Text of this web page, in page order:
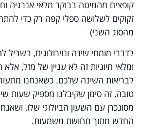
קופצים מהמיטה בבוקר מלאי אנרגיה
זקוקים לשלושה ספלי קפה רק כדי
מהסוג השני)
לדברי מומחי שינה ונוירולוגים,
ומלאי חיוניות זה לא עניין של מזל,
לבריאות השינה שלכם. כשאנחנו
טובה, זה סימן שקיבלנו מספיק שעות
מסונכרן עם השעון הביולוגי שלו,
החדש מתוך תחושת משמעות.